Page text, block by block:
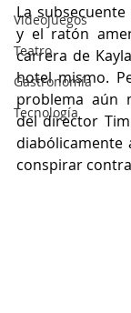
Videojuegos
Teatro
Gastronomía
Tecnología
La
y el ratón
carrera de
hotel mismo.
problema aún
del director
diabólicamente
conspirar